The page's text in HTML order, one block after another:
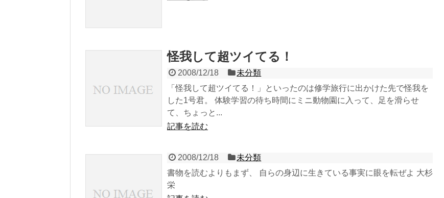
怪我して超ツイてる！
2008/12/18
未分類
「怪我して超ツイてる！」といったのは修学旅行に出かけた先で怪我を
した1号君。 体験学習の待ち時間にミニ動物園に入って、足を滑らせ
て、ちょっと...
記事を読む
2008/12/18
未分類
書物を読むよりもまず、 自らの身辺に生きている事実に眼を転ぜよ 大杉
栄